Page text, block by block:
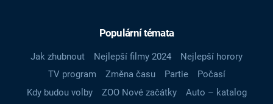
Populární témata
Jak zhubnout Nejlepší filmy 2024
Nejlepší horory
TV program
Změna času Partie
Počasí
Kdy budou volby
ZOO Nové začátky
Auto – katalog